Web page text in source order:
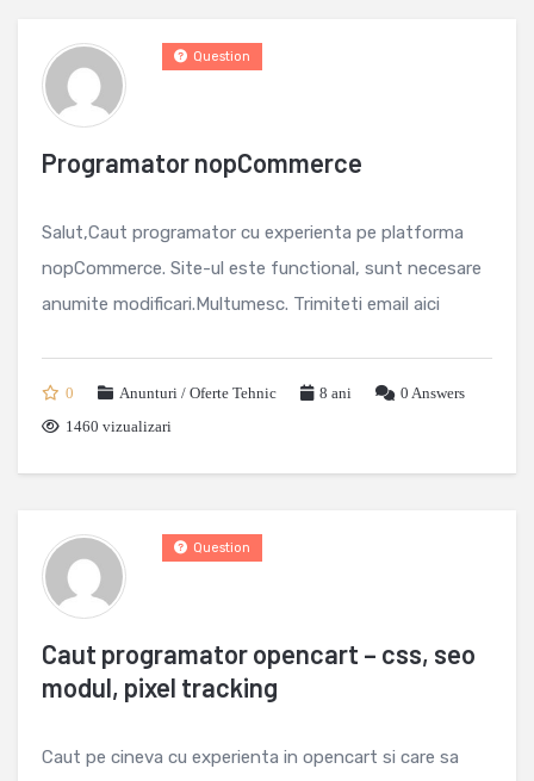
Programator nopCommerce
Question
Salut,Caut programator cu experienta pe platforma
nopCommerce. Site-ul este functional, sunt necesare
anumite modificari.Multumesc. Trimiteti email aici
0 Anunturi / Oferte Tehnic 8 ani 0 Answers
1460 vizualizari
Caut programator opencart – css, seo
modul, pixel tracking
Question
Caut pe cineva cu experienta in opencart si care sa